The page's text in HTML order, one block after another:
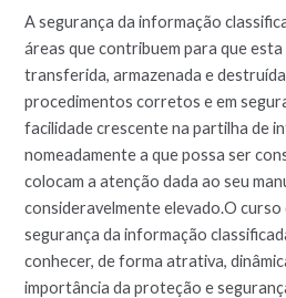
A segurança da informação
áreas que contribuem para que esta
transferida, armazenada e
procedimentos corretos e em
facilidade crescente na partilha de
nomeadamente a que possa ser
colocam a atenção dada ao seu
consideravelmente elevado.O
segurança da informação
conhecer, de forma atrativa,
importância da proteção e